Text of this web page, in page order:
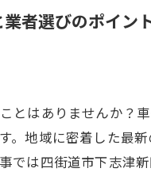
者選びのポイン
とはありませんか？
地域に密着した最
は四街道市下志津新